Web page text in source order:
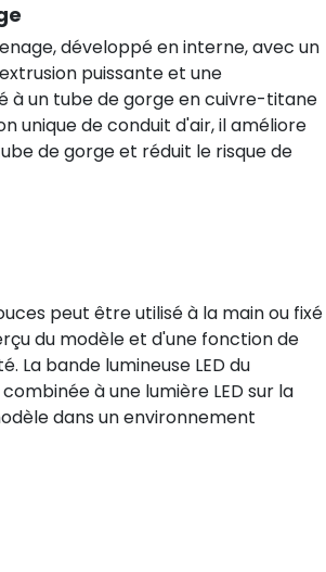
développé en interne, avec un
puissante et une
à un tube de gorge en cuivre-titane
unique de conduit d'air, il améliore
de gorge et réduit le risque de
peut être utilisé à la main ou fixé
du modèle et d'une fonction de
La bande lumineuse LED du
à une lumière LED sur la
dans un environnement